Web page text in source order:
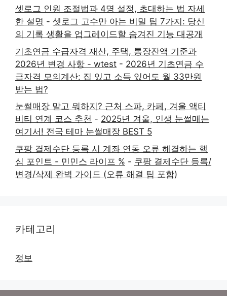
셋로그 인원 조절법과 4명 설정, 초대하는 법 자세
한 설명 - 셋로그 고수만 아는 비밀 팁 7가지: 당신
의 기록 생활을 업그레이드할 숨겨진 기능 대공개
기초연금 수급자격 재산, 주택, 통장잔액 기준과
2026년 변경 사항 - wtest - 2026년 기초연금 수
급자격 모의계산: 집 있고 소득 있어도 월 33만원
받는 법?
눈썰매장 말고 뭐하지? 근처 스파, 카페, 겨울 액티
비티 연계 코스 추천 - 2025년 겨울, 인생 눈썰매는
여기서! 전국 테마 눈썰매장 BEST 5
쿠팡 결제수단 등록 시 계좌 연동 오류 해결하는 핵
심 포인트 - 민민스 라이프 % - 쿠팡 결제수단 등록/
변경/삭제 완벽 가이드 (오류 해결 팁 포함)
카테고리
정보